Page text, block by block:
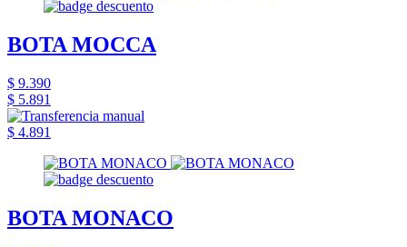
BOTA MOCCA
$ 9.390
$ 5.891
$ 4.891
BOTA MONACO